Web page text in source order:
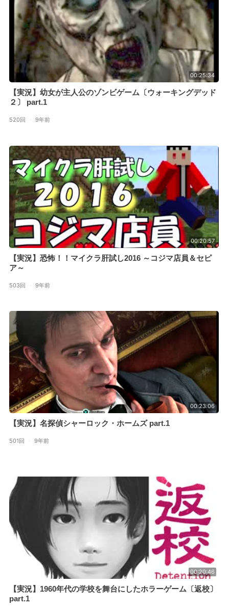
00:25:34
【実況】幼女が主人公のゾンビゲーム〔ウォーキングデッド
２〕 part.1
520回 · 9年前
00:20:57
【実況】恐怖！！マイクラ肝試し2016 ～コジマ店員＆セピ
ア～
503回 · 9年前
00:23:06
【実況】名探偵シャーロック・ホームズ part.1
501回 · 9年前
00:20:46
【実況】1960年代の学校を舞台にしたホラーゲーム〔返校〕
part.1